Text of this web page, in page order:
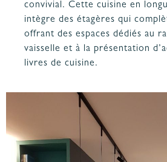
convivial. Cette cuisine en
intègre des étagères qui
offrant des espaces dédiés au
vaisselle et à la présentation
livres de cuisine.